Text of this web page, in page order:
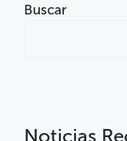
Buscar
Noticias